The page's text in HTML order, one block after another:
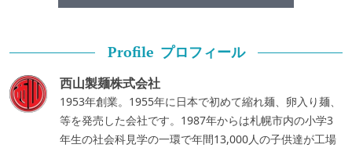
Profile プロフィール
西山製麺株式会社
1953年創業。1955年に日本で初めて縮れ麺、卵入り麺、
等を発売した会社です。1987年からは札幌市内の小学3
年生の社会科見学の一環で年間13,000人の子供達が工場